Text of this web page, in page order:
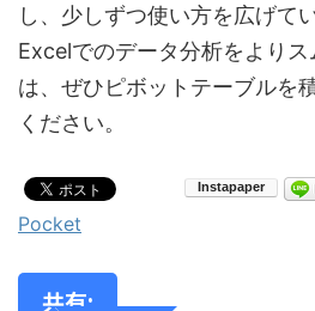
し、少しずつ使い方を広げて
Excelでのデータ分析をより
は、ぜひピボットテーブルを
ください。
Pocket
共有: